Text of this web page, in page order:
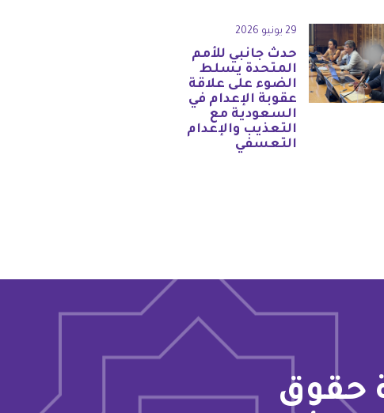
29 يونيو 2026
حدث جانبي للأمم
المتحدة يسلط
الضوء على علاقة
عقوبة الإعدام في
السعودية مع
التعذيب والإعدام
التعسفي
حقوق